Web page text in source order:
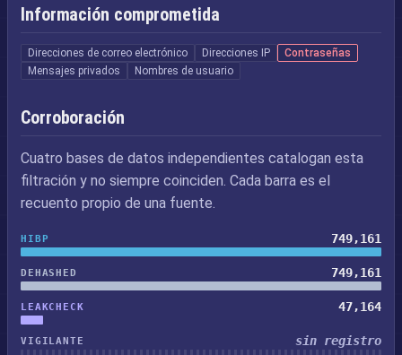
Información comprometida
Direcciones de correo electrónico Direcciones IP
Contraseñas
Mensajes privados
Nombres de usuario
Corroboración
Cuatro bases de datos independientes catalogan esta
filtración y no siempre coinciden. Cada barra es el
recuento propio de una fuente.
HIBP 749,161
DEHASHED 749,161
LEAKCHECK 47,164
VIGILANTE sin registro